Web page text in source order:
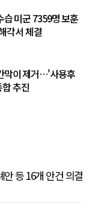
습 미군 7359명 보훈
각서 체결
막이 제거…'사용후
추진
등 16개 안건 의결